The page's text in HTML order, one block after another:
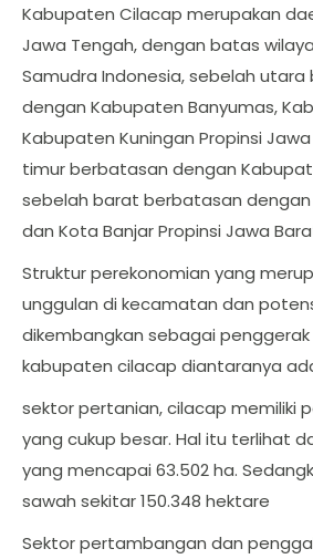
Kabupaten Cilacap merupakan
Jawa Tengah, dengan batas
Samudra Indonesia, sebelah
dengan Kabupaten Banyumas,
Kabupaten Kuningan Propinsi
timur berbatasan dengan
sebelah barat berbatasan
dan Kota Banjar Propinsi Jawa
Struktur perekonomian yang
unggulan di kecamatan dan
dikembangkan sebagai
kabupaten cilacap diantaranya
sektor pertanian, cilacap memiliki
yang cukup besar. Hal itu terlihat
yang mencapai 63.502 ha.
sawah sekitar 150.348 hektare
Sektor pertambangan dan